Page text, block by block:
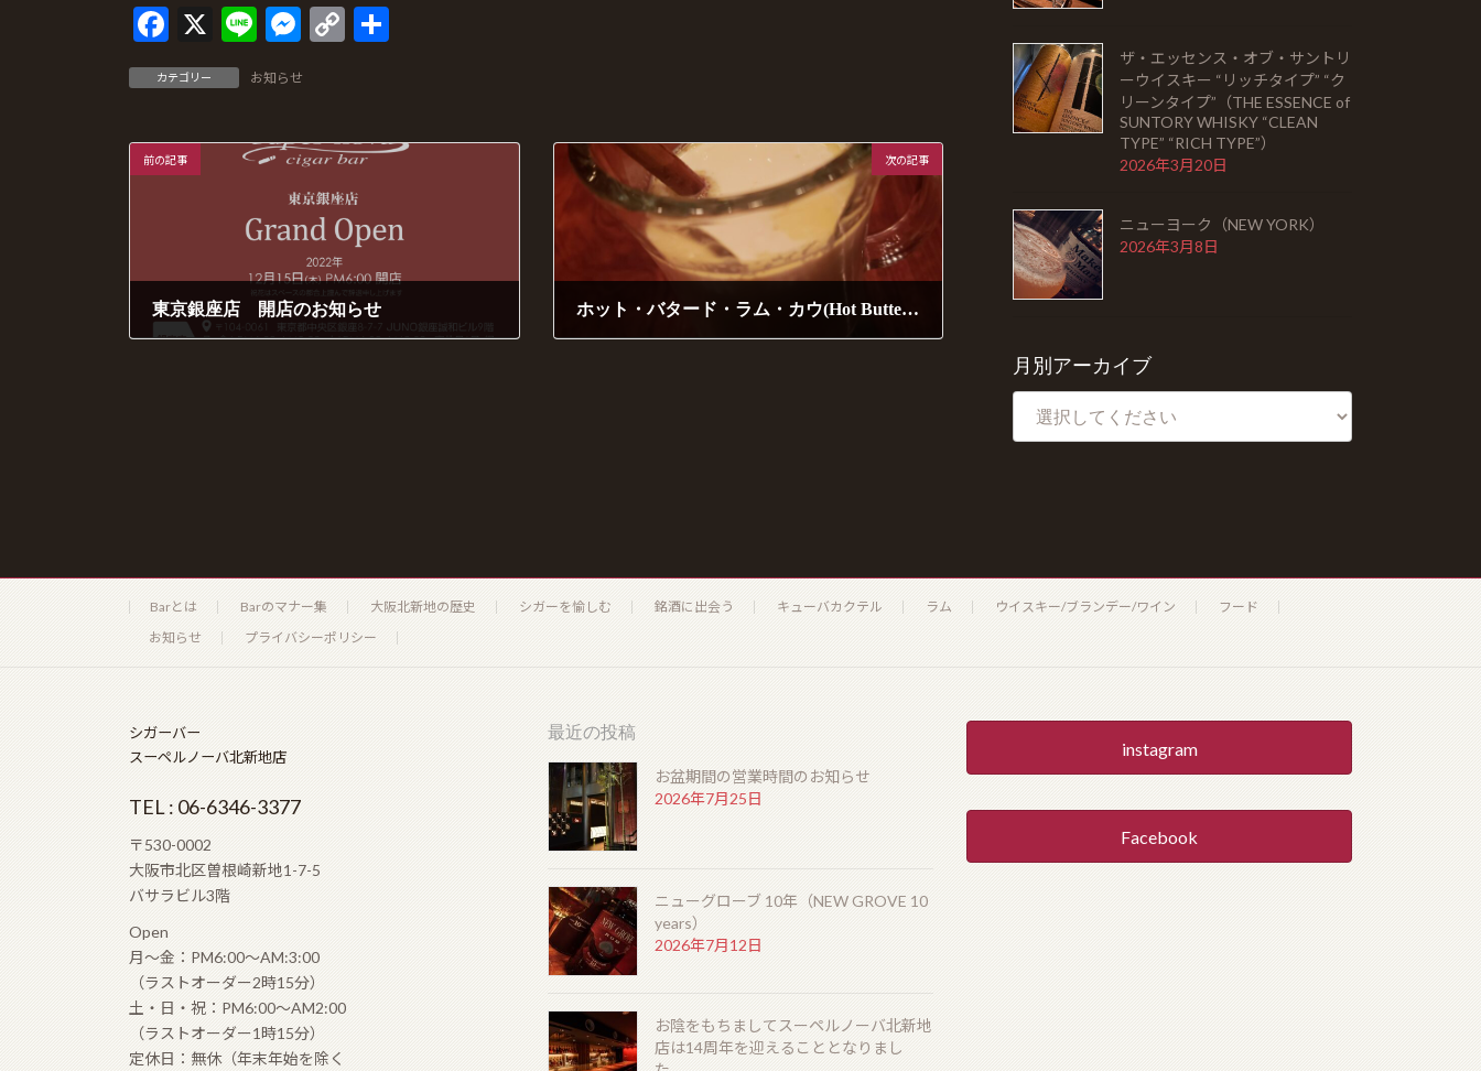
F
ac
e
o
X
Li
e
M
g
er
C
Li
n
k
カテゴリー お知らせ
前の記事
東京銀座店 開店のお知らせ
次の記事
ホット・バタード・ラム・カウ(Hot Buttered Rum Cow)
ザ・エッセンス・オブ・サントリ
ーウイスキー “リッチタイプ” “ク
リーンタイプ”（THE ESSENCE of
SUNTORY WHISKY “CLEAN
TYPE” “RICH TYPE”）
2026年3月20日
ニューヨーク（NEW YORK）
2026年3月8日
月別アーカイブ
Barとは Barのマナー集 大阪北新地の歴史 シガーを愉しむ 銘酒に出会う キューバカクテル ラム ウイスキー/ブランデー/ワイン
フード
お知らせ
プライバシーポリシー
シガーバー
スーペルノーバ北新地店
TEL : 06-6346-3377
〒530-0002
大阪市北区曽根崎新地1-7-5
バサラビル3階
Open
月〜金：PM6:00〜AM:3:00
（ラストオーダー2時15分）
土・日・祝：PM6:00〜AM2:00
（ラストオーダー1時15分）
定休日：無休（年末年始を除く
最近の投稿
お盆期間の営業時間のお知らせ
2026年7月25日
ニューグローブ 10年（NEW GROVE 10
years）
2026年7月12日
お陰をもちましてスーペルノーバ北新地
店は14周年を迎えることとなりまし
instagram
Facebook